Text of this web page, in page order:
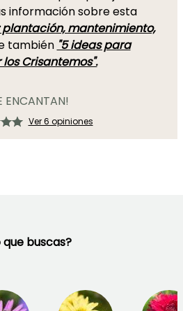
información sobre esta
plantación, mantenimiento,
también "5 ideas para
Crisantemos".
ENCANTAN!
Ver 6 opiniones
buscas?